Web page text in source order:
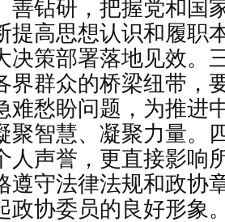
善钻研，把握党和国
提高思想认识和履职
决策部署落地见效。
界群众的桥梁纽带，
难愁盼问题，为推进
聚智慧、凝聚力量。
人声誉，更直接影响
遵守法律法规和政协
政协委员的良好形象